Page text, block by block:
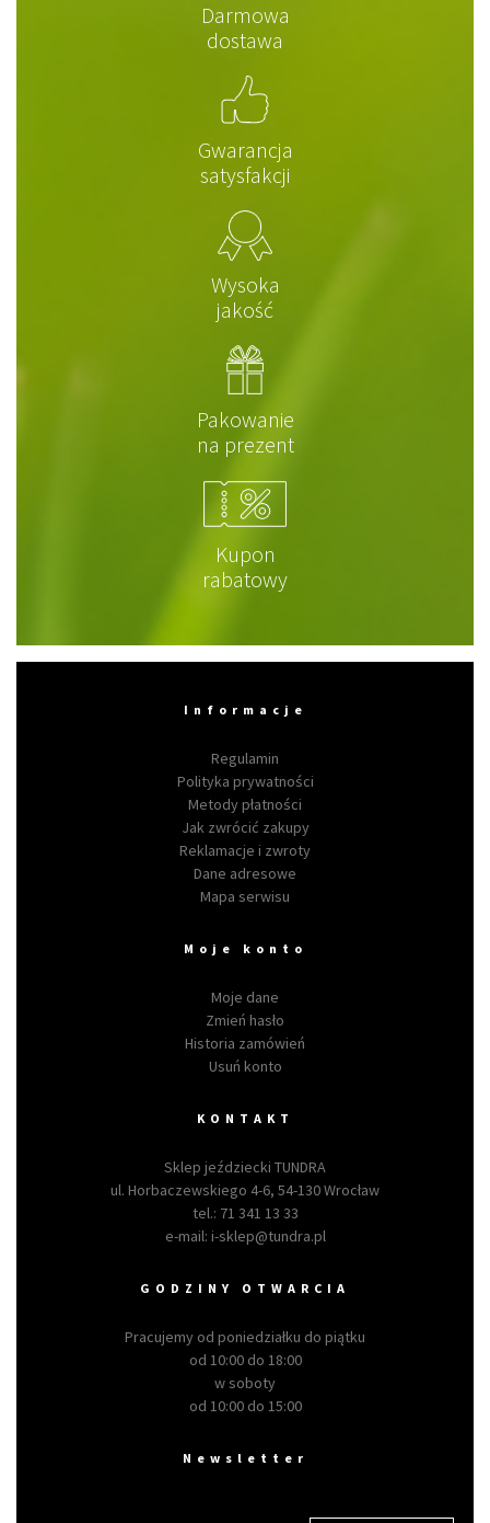
Darmowa
dostawa
Gwarancja
satysfakcji
Wysoka
jakość
Pakowanie
na prezent
Kupon
rabatowy
Informacje
Regulamin
Polityka prywatności
Metody płatności
Jak zwrócić zakupy
Reklamacje i zwroty
Dane adresowe
Mapa serwisu
Moje konto
Moje dane
Zmień hasło
Historia zamówień
Usuń konto
KONTAKT
Sklep jeździecki TUNDRA
ul. Horbaczewskiego 4-6, 54-130 Wrocław
tel.: 71 341 13 33
e-mail: i-sklep@tundra.pl
GODZINY OTWARCIA
Pracujemy od poniedziałku do piątku
od 10:00 do 18:00
w soboty
od 10:00 do 15:00
Newsletter